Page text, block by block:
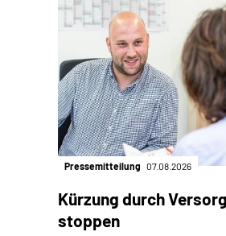
Pressemitteilung 07.08.2026
Kürzung durch
stoppen